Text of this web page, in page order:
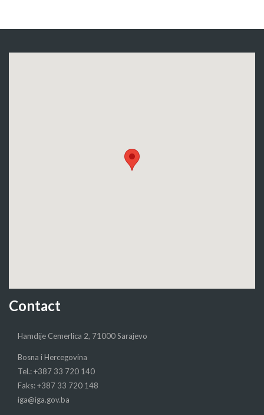
Contact
Hamdije Cemerlica 2, 71000 Sarajevo
Bosna i Hercegovina
Tel.: +387 33 720 140
Faks: +387 33 720 148
iga@iga.gov.ba